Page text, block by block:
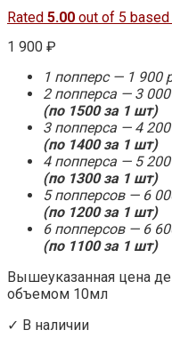
Rated 5.00 out of 5 based
1 900 ₽
1 попперс — 1 900
2 попперса — 3
(по 1500 за 1 шт)
3 попперса — 4
(по 1400 за 1 шт)
4 попперса — 5
(по 1300 за 1 шт)
5 попперсов — 6
(по 1200 за 1 шт)
6 попперсов — 6
(по 1100 за 1 шт)
Вышеуказанная цена
объемом 10мл
✓ В наличии